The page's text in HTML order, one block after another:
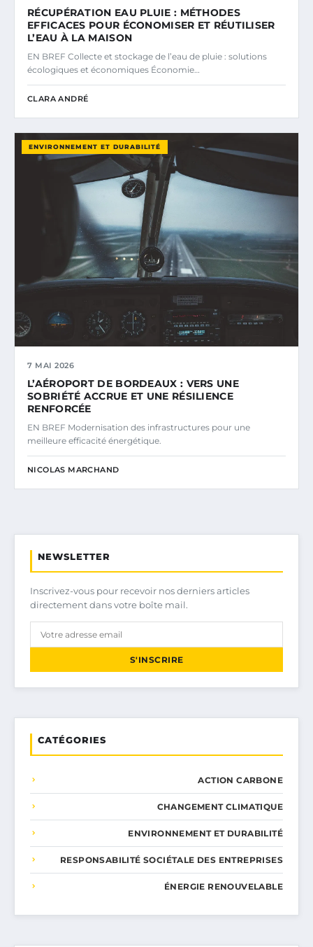
RÉCUPÉRATION EAU PLUIE : MÉTHODES
EFFICACES POUR ÉCONOMISER ET RÉUTILISER
L’EAU À LA MAISON
EN BREF Collecte et stockage de l’eau de pluie : solutions
écologiques et économiques Économie…
CLARA ANDRÉ
ENVIRONNEMENT ET DURABILITÉ
7 MAI 2026
L’AÉROPORT DE BORDEAUX : VERS UNE
SOBRIÉTÉ ACCRUE ET UNE RÉSILIENCE
RENFORCÉE
EN BREF Modernisation des infrastructures pour une
meilleure efficacité énergétique.
NICOLAS MARCHAND
NEWSLETTER
Inscrivez-vous pour recevoir nos derniers articles
directement dans votre boîte mail.
S'INSCRIRE
CATÉGORIES
ACTION CARBONE
CHANGEMENT CLIMATIQUE
ENVIRONNEMENT ET DURABILITÉ
RESPONSABILITÉ SOCIÉTALE DES ENTREPRISES
ÉNERGIE RENOUVELABLE